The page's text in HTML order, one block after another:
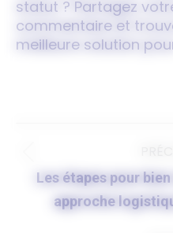
statut ? Partagez
commentaire et
meilleure solution
article
Les étapes pour
approche